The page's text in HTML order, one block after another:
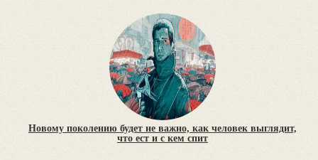
Новому поколению будет не важно, как человек выглядит,
что ест и с кем спит